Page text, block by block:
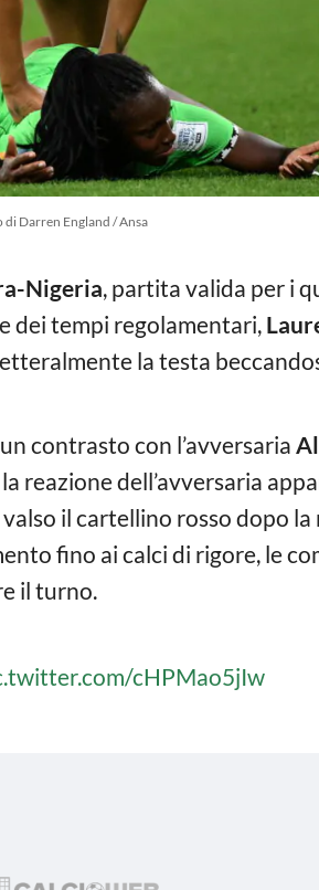
di Darren England / Ansa
Nigeria, partita valida per i
dei tempi regolamentari,
la testa
contrasto con l’avversaria
reazione dell’avversaria
il cartellino rosso dopo la
fino ai calci di rigore, le
il turno.
cHPMao5jIw